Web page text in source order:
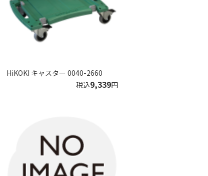
HiKOKI キャスター 0040-2660
税込9,339円